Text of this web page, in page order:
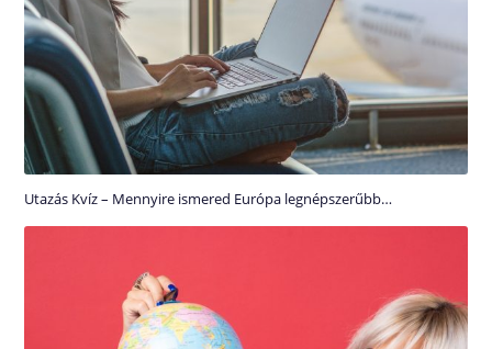
Utazás Kvíz – Mennyire ismered Európa legnépszerűbb…